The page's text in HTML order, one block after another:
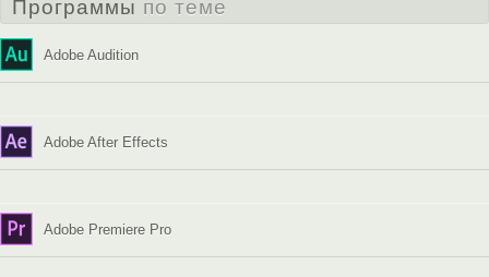
Программы по теме
Adobe Audition
Adobe After Effects
Adobe Premiere Pro